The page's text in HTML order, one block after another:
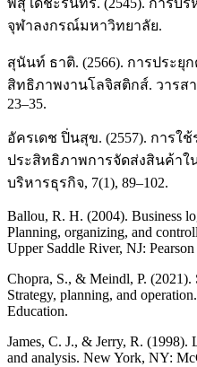
พสุ เดชะรินทร์. (2545). การบ
จุฬาลงกรณ์มหาวิทยาลัย.
สุนันท์ ธาติ. (2566). การประยุ
สิทธิภาพงานโลจิสติกส์. วารส
23–35.
อัครเดช ปิ่นสุข. (2557). การใ
ประสิทธิภาพการจัดส่งสินค้าใ
บริหารธุรกิจ, 7(1), 89–102.
Ballou, R. H. (2004). Business
Planning, organizing, and
Upper Saddle River, NJ:
Chopra, S., & Meindl, P. (2021).
Strategy, planning, and
Education.
James, C. J., & Jerry, R. (1998).
and analysis. New York, NY: